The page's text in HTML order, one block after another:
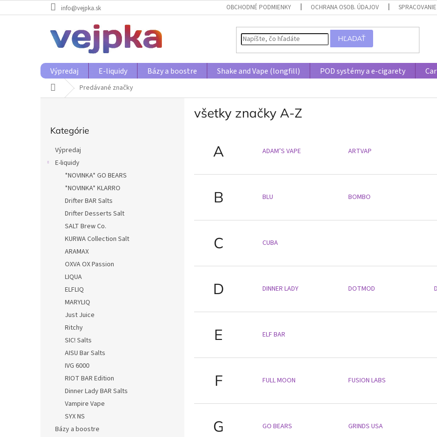
na
info@vejpka.sk OBCHODNÉ PODMIENKY OCHRANA OSOB. ÚDAJOV
HĽADAŤ
Výpredaj E-liquidy Bázy a boostre Shake and Vape (longfill) POD systémy a e-cigarety
DomovPredávané značky
kategórie
Kategórie
Výpredaj
E-liquidy
*NOVINKA* GO BEARS
*NOVINKA* KLARRO
Drifter BAR Salts
Drifter Desserts Salt
SALT Brew Co.
KURWA Collection Salt
ARAMAX
OXVA OX Passion
LIQUA
ELFLIQ
MARYLIQ
Just Juice
Ritchy
SIC! Salts
AISU Bar Salts
IVG 6000
RIOT BAR Edition
Dinner Lady BAR Salts
Vampire Vape
SYX NS
Bázy a boostre
všetky značky A-Z
A ADAM’S VAPE ARTVAP
B BLU BOMBO
C CUBA
D DINNER LADY DOTMOD
E ELF BAR
F FULL MOON FUSION LABS
G GO BEARS GRINDS USA